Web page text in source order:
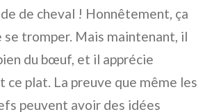
de cheval ! Honnêtement, ça
se tromper. Mais maintenant, il
du bœuf, et il apprécie
ce plat. La preuve que même les
peuvent avoir des idées